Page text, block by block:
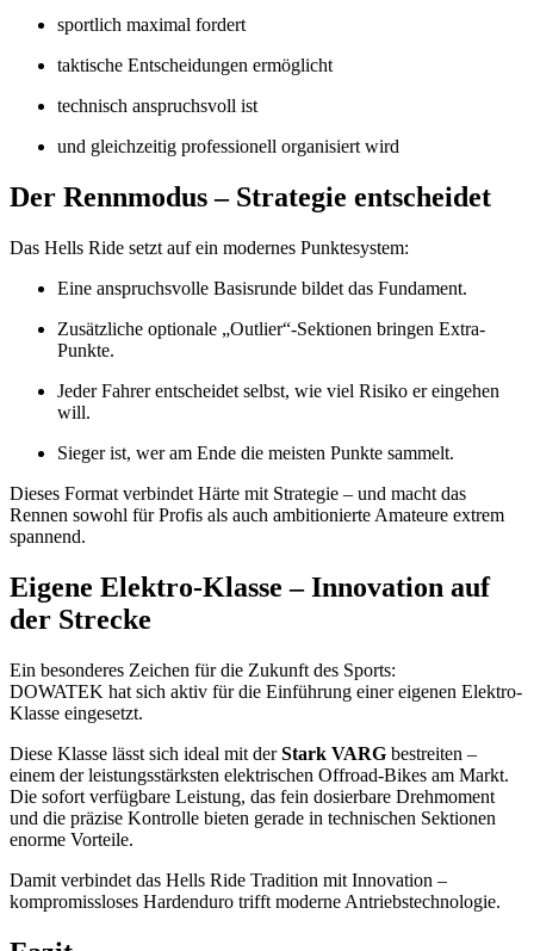
sportlich maximal fordert
taktische Entscheidungen ermöglicht
technisch anspruchsvoll ist
und gleichzeitig professionell organisiert wird
Der Rennmodus – Strategie entscheidet
Das Hells Ride setzt auf ein modernes Punktesystem:
Eine anspruchsvolle Basisrunde bildet das Fundament.
Zusätzliche optionale „Outlier“-Sektionen bringen Extra-
Punkte.
Jeder Fahrer entscheidet selbst, wie viel Risiko er eingehen
will.
Sieger ist, wer am Ende die meisten Punkte sammelt.
Dieses Format verbindet Härte mit Strategie – und macht das
Rennen sowohl für Profis als auch ambitionierte Amateure extrem
spannend.
Eigene Elektro-Klasse – Innovation auf
der Strecke
Ein besonderes Zeichen für die Zukunft des Sports:
DOWATEK hat sich aktiv für die Einführung einer eigenen Elektro-
Klasse eingesetzt.
Diese Klasse lässt sich ideal mit derStark VARG bestreiten –
einem der leistungsstärksten elektrischen Offroad-Bikes am Markt.
Die sofort verfügbare Leistung, das fein dosierbare Drehmoment
und die präzise Kontrolle bieten gerade in technischen Sektionen
enorme Vorteile.
Damit verbindet das Hells Ride Tradition mit Innovation –
kompromissloses Hardenduro trifft moderne Antriebstechnologie.